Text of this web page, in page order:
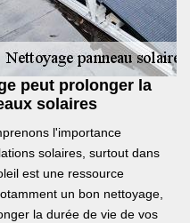
peut prolonger la
solaires
l'importance
solaires, surtout dans
est une ressource
un bon nettoyage,
la durée de vie de vos